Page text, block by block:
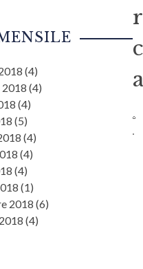
r
c
(4)
(4)
(4)
(5)
(4)
(4)
(4)
(1)
2018 (6)
(4)